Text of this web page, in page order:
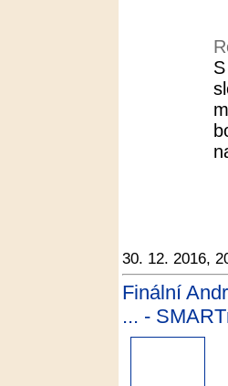
30. 12. 2016,
Finální
... -